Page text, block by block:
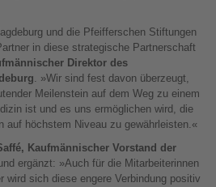
und die Pfeifferschen Stiftungen
in diese strategische Partnerschaft
Direktor des
. »Wir sind fest davon überzeugt,
Meilenstein auf dem Weg zu einem
ist und es uns ermöglichen wird, die
auf höchstem Niveau zu gewährleisten.«
Kaufmännischer Vorstand der
ergänzt: »Auch für die Mitarbeiterinnen
wird sich diese engere Verbindung positiv